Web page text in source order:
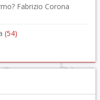
Fabrizio Corona
(54)